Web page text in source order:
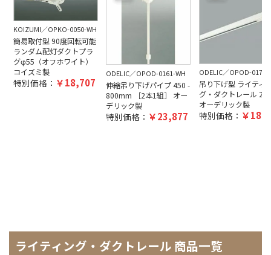
KOIZUMI OPKO-0050-WH
簡易取付型 90度回転可能
ランダム配灯ダクトプラ
グφ55（オフホワイト）
コイズミ製
特別価格： 18,707
ODELIC OPOD-0161-WH
伸縮吊り下げパイプ 450 -
800mm ［2本1組］ オー
デリック製
特別価格： 23,877
ODELIC OPOD-0170-
吊り下げ型 ライティ
グ・ダクトレール
オーデリック製
特別価格：
ライティング・ダクトレール 商品一覧